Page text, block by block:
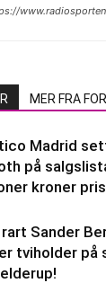
MER FRA
Madrid
på
kroner
Sander
tviholder på